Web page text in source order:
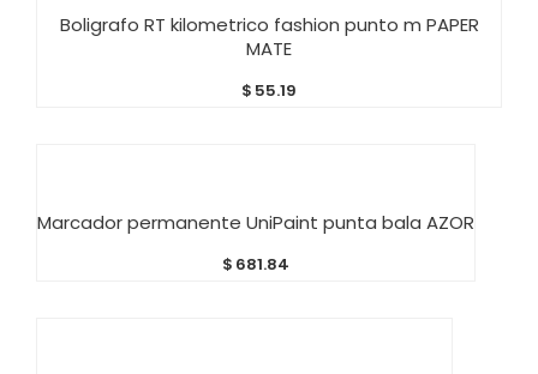
Boligrafo RT kilometrico fashion punto m PAPER
MATE
$ 55.19
Marcador permanente UniPaint punta bala AZOR
$ 681.84